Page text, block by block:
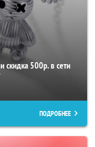
скидка 500р. в сети
ПОДРОБНЕЕ